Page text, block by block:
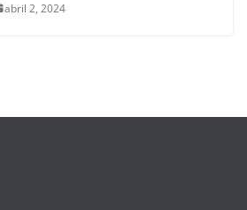
abril 2, 2024